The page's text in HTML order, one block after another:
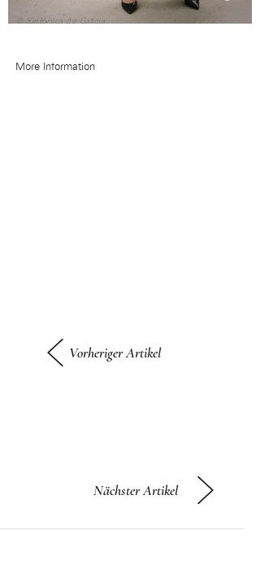
© Sinfónica de Galicia
More Information
Vorheriger Artikel
Nächster Artikel